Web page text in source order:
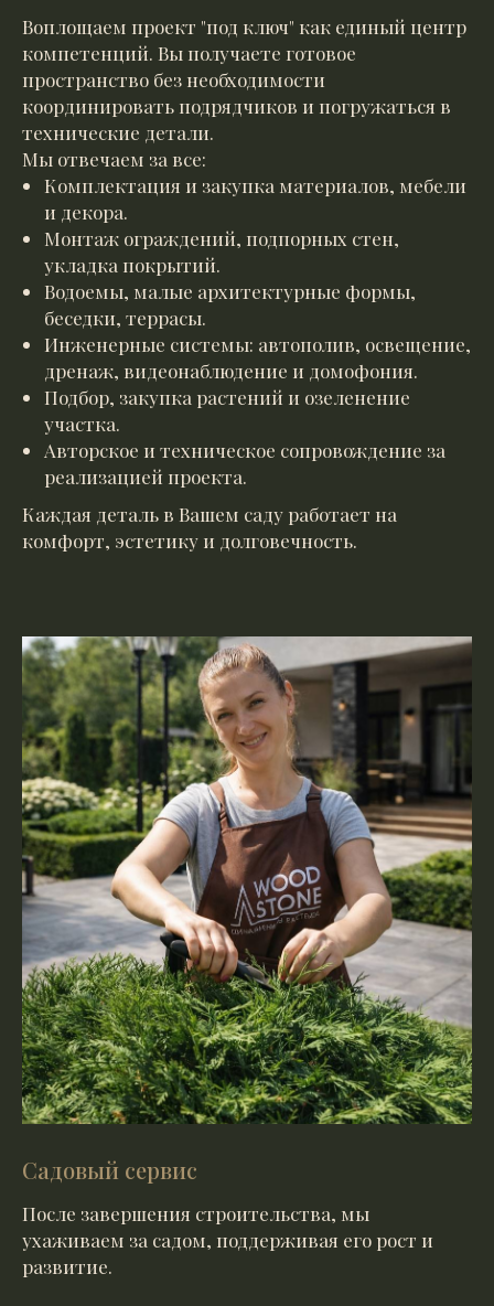
Воплощаем проект "под ключ" как единый центр
компетенций. Вы получаете готовое
пространство без необходимости
координировать подрядчиков и погружаться в
технические детали.
Мы отвечаем за все:
Комплектация и закупка материалов, мебели
и декора.
Монтаж ограждений, подпорных стен,
укладка покрытий.
Водоемы, малые архитектурные формы,
беседки, террасы.
Инженерные системы: автополив, освещение,
дренаж, видеонаблюдение и домофония.
Подбор, закупка растений и озеленение
участка.
Авторское и техническое сопровождение за
реализацией проекта.
Каждая деталь в Вашем саду работает на
комфорт, эстетику и долговечность.
Садовый сервис
После завершения строительства, мы
ухаживаем за садом, поддерживая его рост и
развитие.